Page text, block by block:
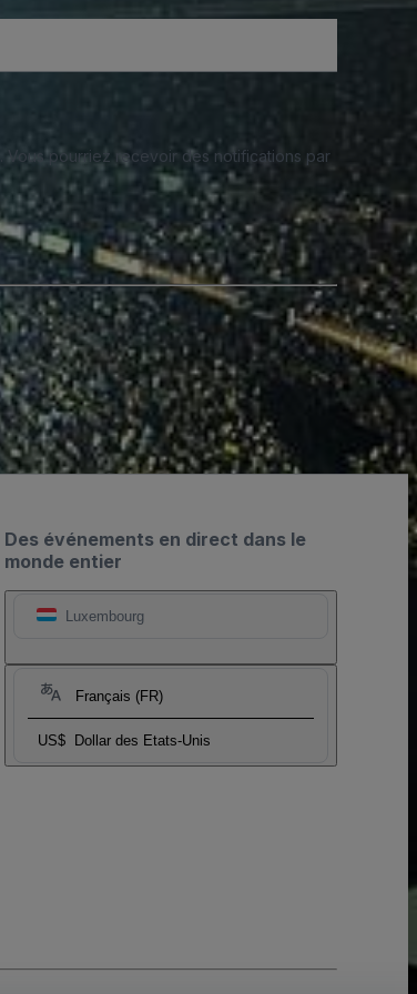
. Vous pourriez recevoir des notifications par
Des événements en direct dans le
monde entier
Luxembourg
Français (FR)
US$ Dollar des Etats-Unis